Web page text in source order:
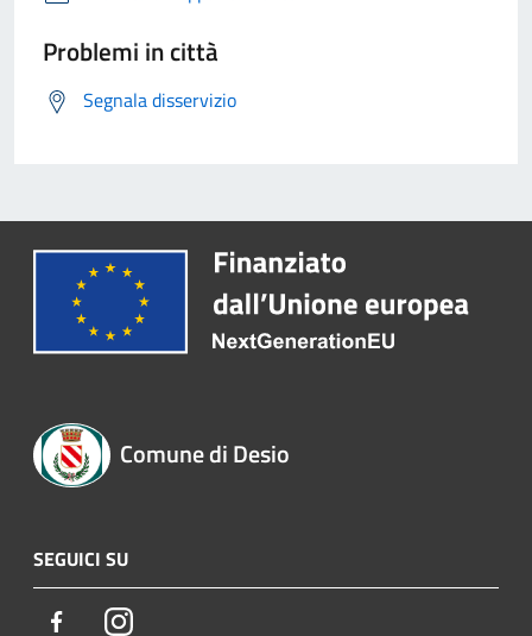
Problemi in città
Segnala disservizio
Comune di Desio
SEGUICI SU
FacebookInstagram